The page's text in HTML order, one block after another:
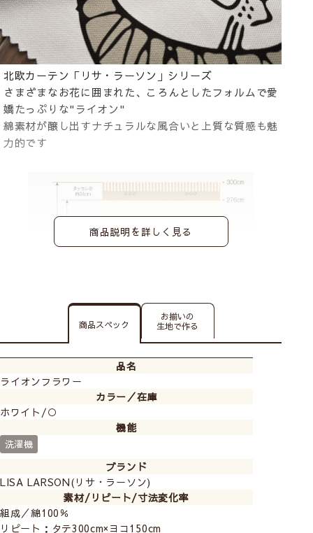
北欧カーテン「リサ・ラーソン」シリーズ
さまざまなお花に囲まれた、ころんとしたフォルムで愛
嬌たっぷりな"ライオン"
綿素材が醸し出すナチュラルな風合いと上質な質感も魅
力的です
※丈は120cm以上がおすすめです。
裾柄の下側から測り、ご注文の丈に合わせてカットしま
す。
ご注文サイズによっては裾柄の範囲が広く仕上がりま
す。
商品説明を詳しく見る
商品スペック
お揃いの
生地で作る
品名
ライオンフラワー
カラー／在庫
ホワイト/○
機能
洗濯機
ブランド
LISA LARSON(リサ・ラーソン)
素材/リピート/寸法変化率
組成／綿100％
リピート：タテ300cm×ヨコ150cm